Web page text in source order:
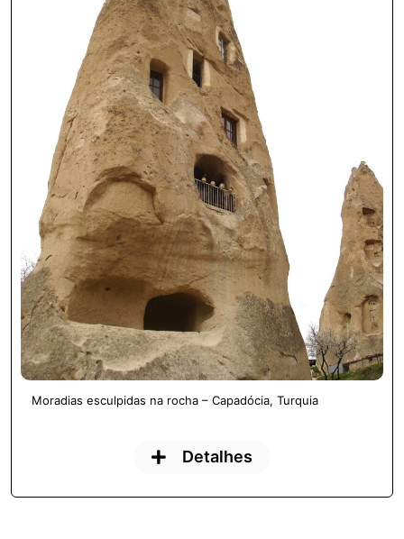
Moradias esculpidas na rocha – Capadócia, Turquia
Detalhes